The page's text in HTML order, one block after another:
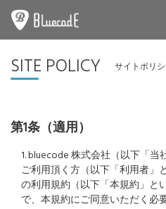
SERVICE
COMPANY
RECRUIT
CONTACT
SITE POLICY サイトポリ
第1条（適用）
1. bluecode 株式会社（以下「
ご利用頂く方（以下「利用者」
の利用規約（以下「本規約」と
で、本規約にご同意いただく必